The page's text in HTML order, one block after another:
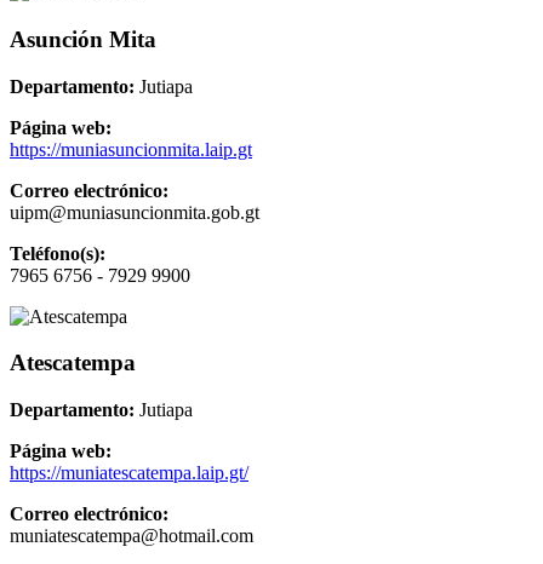
Asunción Mita
Departamento: Jutiapa
Página web:
https://muniasuncionmita.laip.gt
Correo electrónico:
uipm@muniasuncionmita.gob.gt
Teléfono(s):
7965 6756 - 7929 9900
Atescatempa
Departamento: Jutiapa
Página web:
https://muniatescatempa.laip.gt/
Correo electrónico:
muniatescatempa@hotmail.com